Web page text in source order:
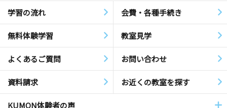
学習の流れ 会費・各種手続き
無料体験学習 教室見学
よくあるご質問 お問い合わせ
資料請求 お近くの教室を探す
KUMON体験者の声